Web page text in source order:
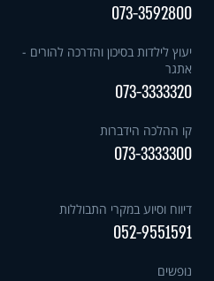
073-3592800
יעוץ לילדות בסיכון והדרכה להורים -
אתגר
073-3333320
קו ההלכה הידברות
073-3333300
דיווח וסיוע במקרי התבוללות
052-9551591
נופשים